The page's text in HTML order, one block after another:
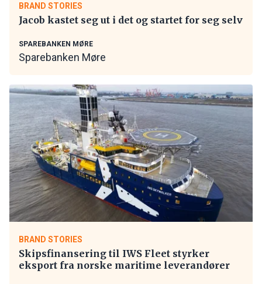
BRAND STORIES
Jacob kastet seg ut i det og startet for seg selv
SPAREBANKEN MØRE
Sparebanken Møre
BRAND STORIES
Skipsfinansering til IWS Fleet styrker
eksport fra norske maritime leverandører